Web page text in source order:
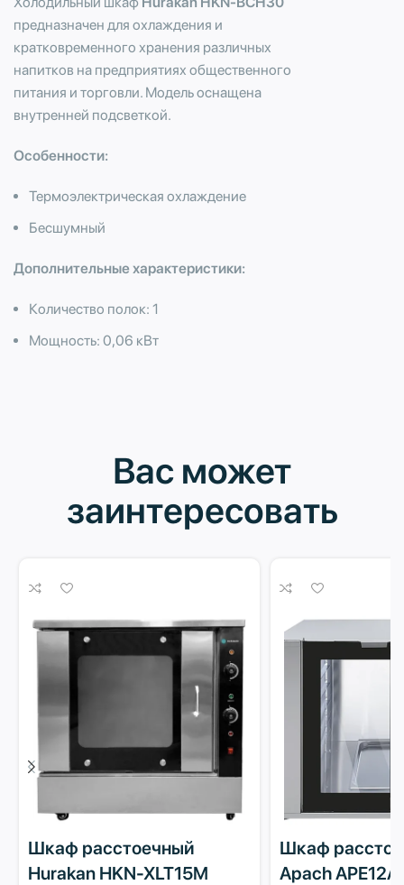
предназначен для охлаждения и
кратковременного хранения различных
напитков на предприятиях общественного
питания и торговли. Модель оснащена
внутренней подсветкой.
Особенности:
Термоэлектрическая охлаждение
Бесшумный
Дополнительные характеристики:
Количество полок: 1
Мощность: 0,06 кВт
Вас может
заинтересовать
Шкаф расстоечный
Hurakan HKN-XLT15M
Шкаф
Apach